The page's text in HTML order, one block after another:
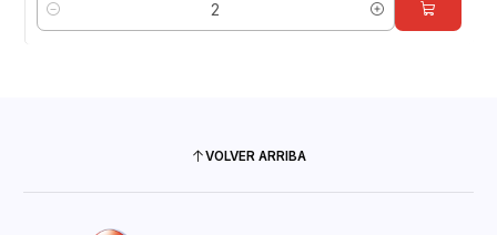
Cantidad
VOLVER ARRIBA